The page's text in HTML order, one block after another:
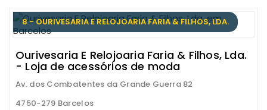
8 - OURIVESARIA E RELOJOARIA FARIA & FILHOS, LDA.
Ourivesaria E Relojoaria Faria & Filhos, Lda.
- Loja de acessórios de moda
Av. dos Combatentes da Grande Guerra 82
4750-279 Barcelos